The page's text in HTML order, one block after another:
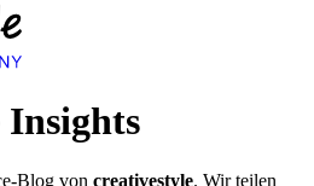
Insights
Blog von creativestyle. Wir teilen